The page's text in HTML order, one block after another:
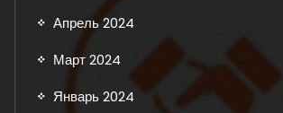
Апрель 2024
Март 2024
Январь 2024